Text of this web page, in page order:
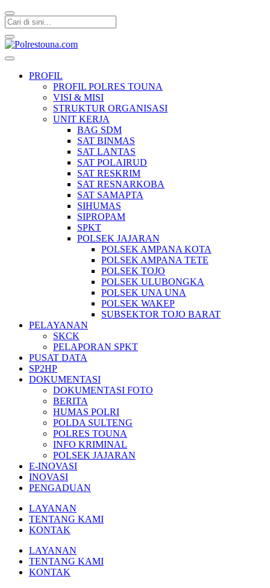
PROFIL
PROFIL POLRES TOUNA
VISI & MISI
STRUKTUR ORGANISASI
UNIT KERJA
BAG SDM
SAT BINMAS
SAT LANTAS
SAT POLAIRUD
SAT RESKRIM
SAT RESNARKOBA
SAT SAMAPTA
SIHUMAS
SIPROPAM
SPKT
POLSEK JAJARAN
POLSEK AMPANA KOTA
POLSEK AMPANA TETE
POLSEK TOJO
POLSEK ULUBONGKA
POLSEK UNA UNA
POLSEK WAKEP
SUBSEKTOR TOJO BARAT
PELAYANAN
SKCK
PELAPORAN SPKT
PUSAT DATA
SP2HP
DOKUMENTASI
DOKUMENTASI FOTO
BERITA
HUMAS POLRI
POLDA SULTENG
POLRES TOUNA
INFO KRIMINAL
POLSEK JAJARAN
E-INOVASI
INOVASI
PENGADUAN
LAYANAN
TENTANG KAMI
KONTAK
LAYANAN
TENTANG KAMI
KONTAK